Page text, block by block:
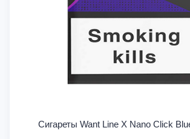
Сигареты Want Line X Nano Click